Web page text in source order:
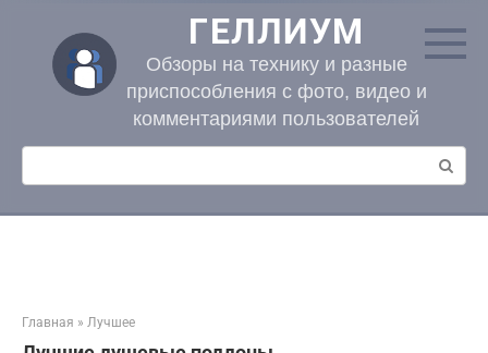
контенту
ГЕЛЛИУМ
Обзоры на технику и разные
приспособления с фото, видео и
комментариями пользователей
Поиск:
Главная » Лучшее